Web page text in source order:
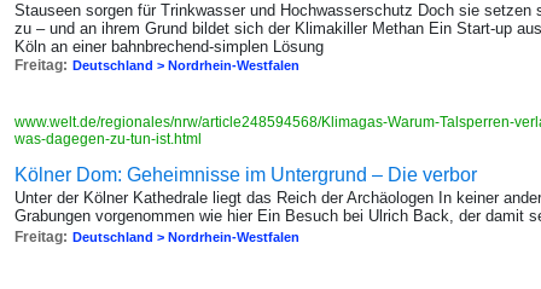
Stauseen sorgen für Trinkwasser und Hochwasserschutz Doch sie
zu – und an ihrem Grund bildet sich der Klimakiller Methan Ein Start-up
Köln an einer bahnbrechend-simplen Lösung
Freitag: Deutschland > Nordrhein-Westfalen
www.welt.de/regionales/nrw/article248594568/Klimagas-Warum-Talsperren-
was-dagegen-zu-tun-ist.html
Kölner Dom: Geheimnisse im Untergrund – Die verbor
Unter der Kölner Kathedrale liegt das Reich der Archäologen In keiner
Grabungen vorgenommen wie hier Ein Besuch bei Ulrich Back, der damit
Freitag: Deutschland > Nordrhein-Westfalen